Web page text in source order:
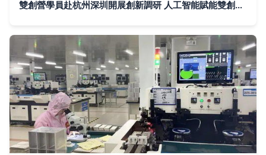
雙創營學員赴杭州深圳開展創新調研 人工智能賦能雙創服務新發展